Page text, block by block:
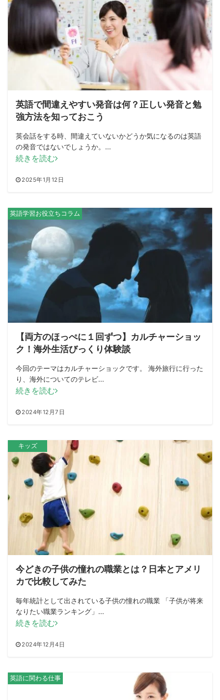
英語で間違えやすい発音は何？正しい発音と勉
強方法を知っておこう
英会話をする時、間違えていないかどうか気になるのは英語
の発音ではないでしょうか。...
2025年1月12日
続きを読む
英語学習お役立ちコラム
【両方のほっぺに１回ずつ】カルチャーショッ
ク！海外生活びっくり体験談
今回のテーマはカルチャーショックです。 海外旅行に行った
り、海外についてのテレビ...
2024年12月7日
続きを読む
キッズ
今どきの子供の憧れの職業とは？日本とアメリ
カで比較してみた
毎年統計として出されている子供の憧れの職業 「子供が将来
なりたい職業ランキング」...
2024年12月4日
続きを読む
英語に関わる仕事